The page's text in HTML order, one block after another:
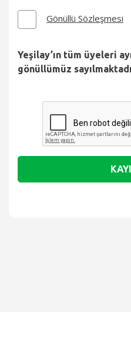
Gönüllü Sözleşmesi
Yeşilay’ın tüm üyeleri
gönüllümüz